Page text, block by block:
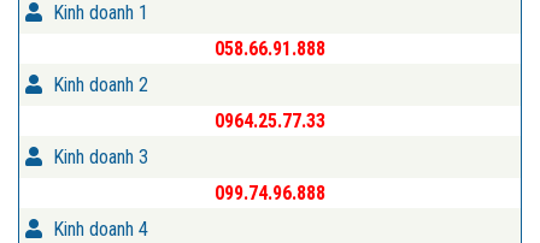
Kinh doanh 1
058.66.91.888
Kinh doanh 2
0964.25.77.33
Kinh doanh 3
099.74.96.888
Kinh doanh 4